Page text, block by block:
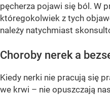
pęcherza pojawi się ból. W
któregokolwiek z tych
należy natychmiast
Choroby nerek a
Kiedy nerki nie pracują się
we krwi – nie opuszczają